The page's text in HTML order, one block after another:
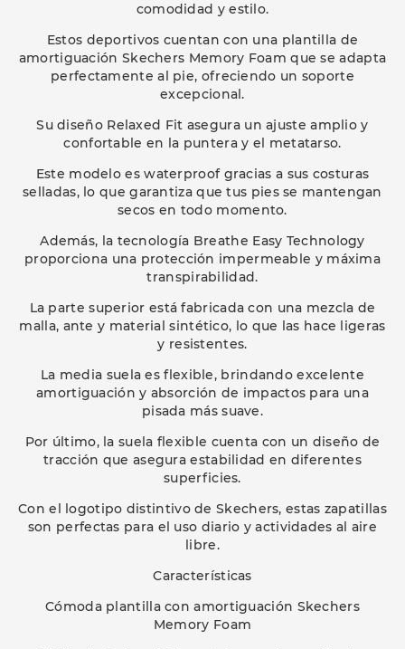
comodidad y estilo.
Estos deportivos cuentan con una plantilla de
amortiguación Skechers Memory Foam que se adapta
perfectamente al pie, ofreciendo un soporte
excepcional.
Su diseño Relaxed Fit asegura un ajuste amplio y
confortable en la puntera y el metatarso.
Este modelo es waterproof gracias a sus costuras
selladas, lo que garantiza que tus pies se mantengan
secos en todo momento.
Además, la tecnología Breathe Easy Technology
proporciona una protección impermeable y máxima
transpirabilidad.
La parte superior está fabricada con una mezcla de
malla, ante y material sintético, lo que las hace ligeras
y resistentes.
La media suela es flexible, brindando excelente
amortiguación y absorción de impactos para una
pisada más suave.
Por último, la suela flexible cuenta con un diseño de
tracción que asegura estabilidad en diferentes
superficies.
Con el logotipo distintivo de Skechers, estas zapatillas
son perfectas para el uso diario y actividades al aire
libre.
Características
Cómoda plantilla con amortiguación Skechers
Memory Foam